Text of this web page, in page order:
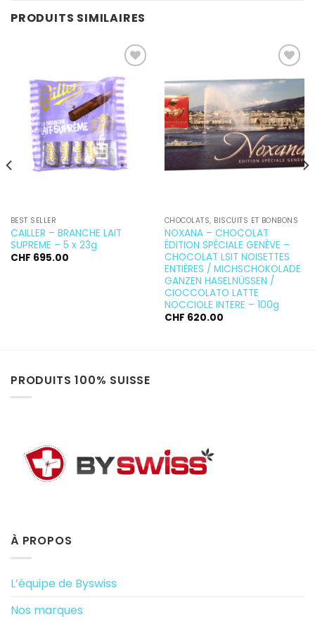
PRODUITS SIMILAIRES
Ajouter
à la
wishlist
BEST SELLER
CAILLER – BRANCHE LAIT
SUPREME – 5 x 23g
CHF 695.00
Ajouter
à la
wishlist
CHOCOLATS, BISCUITS ET BONBONS
NOXANA – CHOCOLAT
ÉDITION SPÉCIALE GENÈVE –
CHOCOLAT LSIT NOISETTES
ENTIÈRES / MICHSCHOKOLADE
GANZEN HASELNÜSSEN /
CIOCCOLATO LATTE
NOCCIOLE INTERE – 100g
CHF 620.00
PRODUITS 100% SUISSE
À PROPOS
L’équipe de Byswiss
Nos marques